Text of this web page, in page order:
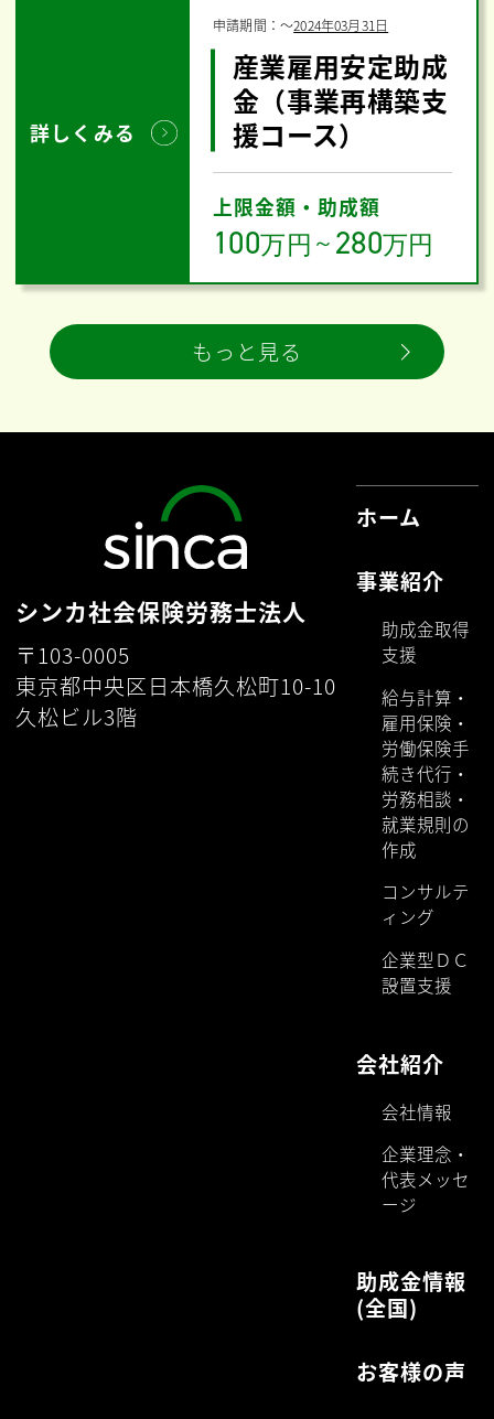
詳しくみる
申請期間：〜2024年03月31日
産業雇用安定助成
金（事業再構築支
援コース）
上限金額・助成額
100万円 ～ 280万円
もっと見る
シンカ社会保険労務士法人
〒103-0005
東京都中央区日本橋久松町10-10
久松ビル3階
ホーム
事業紹介
助成金取得
支援
給与計算・
雇用保険・
労働保険手
続き代行・
労務相談・
就業規則の
作成
コンサルテ
ィング
企業型ＤＣ
設置支援
会社紹介
会社情報
企業理念・
代表メッセ
ージ
助成金情報
(全国)
お客様の声